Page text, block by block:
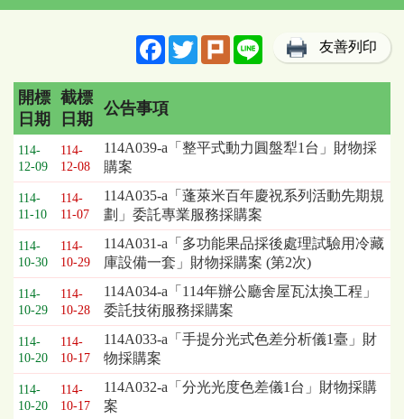
FacebookTwitterPlurk Line 友善列印
招
標
採
購
列
欄
位
依
序
開
標
日
期、
開標
日期
截標
日期
公告事項
114-
12-09
114-
12-08
114A039-a「整平式動力圓盤犁1台」財物採
購案
114-
11-10
114-
11-07
114A035-a「蓬萊米百年慶祝系列活動先期規
劃」委託專業服務採購案
114-
10-30
114-
10-29
114A031-a「多功能果品採後處理試驗用冷藏
庫設備一套」財物採購案 (第2次)
114-
10-29
114-
10-28
114A034-a「114年辦公廳舍屋瓦汰換工程」
委託技術服務採購案
114-
10-20
114-
10-17
114A033-a「手提分光式色差分析儀1臺」財
物採購案
114-
10-20
114-
10-17
114A032-a「分光光度色差儀1台」財物採購
案